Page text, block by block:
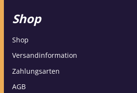
Shop
Shop
Versandinformation
Zahlungsarten
AGB